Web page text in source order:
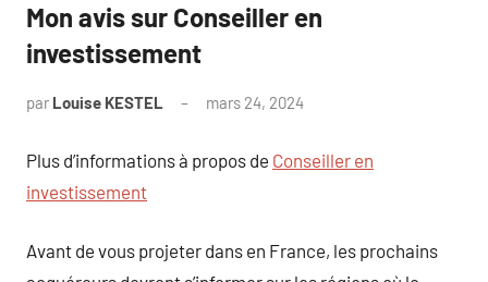
Mon avis sur Conseiller en
investissement
par Louise KESTEL mars 24, 2024
Plus d’informations à propos de Conseiller en
investissement
Avant de vous projeter dans en France, les prochains